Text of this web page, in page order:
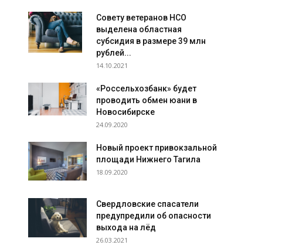
Совету ветеранов НСО
выделена областная
субсидия в размере 39 млн
рублей...
14.10.2021
«Россельхозбанк» будет
проводить обмен юани в
Новосибирске
24.09.2020
Новый проект привокзальной
площади Нижнего Тагила
18.09.2020
Свердловские спасатели
предупредили об опасности
выхода на лёд
26.03.2021